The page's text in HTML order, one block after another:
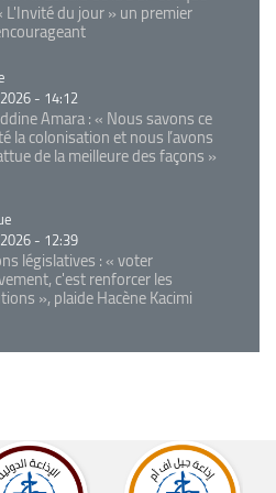
L'Invité du jour » un premier
- 14:12
Amara : « Nous savons ce
la colonisation et nous l’avons
de la meilleure des façons »
- 12:39
législatives : « voter
c'est renforcer les
», plaide Hacène Kacimi